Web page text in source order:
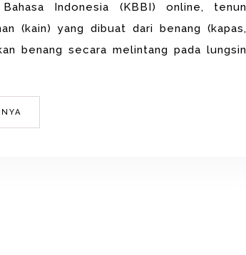
Indonesia (KBBI) online, tenun
(kain) yang dibuat dari benang (kapas,
benang secara melintang pada lungsin